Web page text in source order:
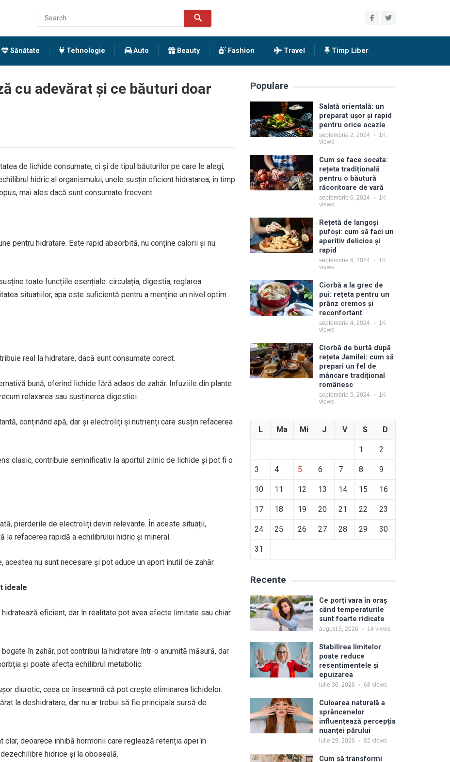
Sănătate Tehnologie Auto Beauty Fashion Travel Timp Liber
cu adevărat și ce băuturi doar
de lichide consumate, ci și de tipul băuturilor pe care le alegi,
hidric al organismului; unele susțin eficient hidratarea, în timp
mai ales dacă sunt consumate frecvent.
pentru hidratare. Este rapid absorbită, nu conține calorii și nu
toate funcțiile esențiale: circulația, digestia, reglarea
situațiilor, apa este suficientă pentru a menține un nivel optim
real la hidratare, dacă sunt consumate corect.
bună, oferind lichide fără adaos de zahăr. Infuziile din plante
relaxarea sau susținerea digestiei.
conținând apă, dar și electroliți și nutrienți care susțin refacerea
clasic, contribuie semnificativ la aportul zilnic de lichide și pot fi o
pierderile de electroliți devin relevante. În aceste situații,
la refacerea rapidă a echilibrului hidric și mineral.
nu sunt necesare și pot aduce un aport inutil de zahăr.
ideale
eficient, dar în realitate pot avea efecte limitate sau chiar
în zahăr, pot contribui la hidratare într-o anumită măsură, dar
și poate afecta echilibrul metabolic.
diuretic, ceea ce înseamnă că pot crește eliminarea lichidelor.
la deshidratare, dar nu ar trebui să fie principala sursă de
deoarece inhibă hormonii care reglează retenția apei în
hidrice și la oboseală.
Populare
Salată orientală: un
preparat ușor și rapid
pentru orice ocazie
septembrie 2, 2024
1K
views
Cum se face socata:
rețeta tradițională
pentru o băutură
răcoritoare de vară
septembrie 6, 2024
1K
views
Rețetă de langoși
pufoși: cum să faci un
aperitiv delicios și
rapid
septembrie 6, 2024
1K
views
Ciorbă a la grec de
pui: rețeta pentru un
prânz cremos și
reconfortant
septembrie 4, 2024
1K
views
Ciorbă de burtă după
rețeta Jamilei: cum să
prepari un fel de
mâncare tradițional
românesc
septembrie 5, 2024
1K
views
L Ma Mi J V S D
1 2
3 4 5 6 7 8 9
10 11 12 13 14 15 16
17 18 19 20 21 22 23
24 25 26 27 28 29 30
31
Recente
Ce porți vara în oraș
când temperaturile
sunt foarte ridicate
august 5, 2026 14 views
Stabilirea limitelor
poate reduce
resentimentele și
epuizarea
iulie 30, 2026 68 views
Culoarea naturală a
sprâncenelor
influențează percepția
nuanței părului
iulie 29, 2026 82 views
Cum să transformi